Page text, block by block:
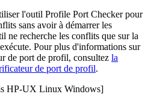
l'outil Profile Port Checker pour
sans avoir à démarrer les
ne recherche les conflits que sur la
Pour plus d'informations sur
de port de profil, consultez la
de port de profil.